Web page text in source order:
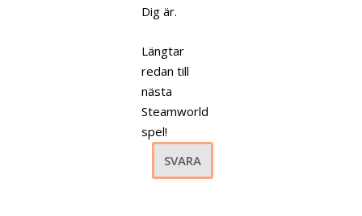
Dig är.
Längtar
redan till
nästa
Steamworld
spel!
SVARA